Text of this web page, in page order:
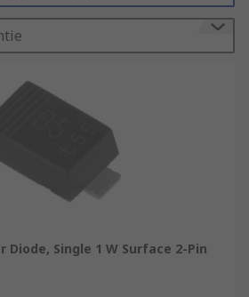
Diode, Single 1 W Surface 2-Pin